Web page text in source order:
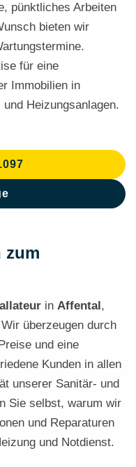
pünktliches Arbeiten
bieten wir
für eine
Immobilien in
Heizungsanlagen.
zum
in Affental,
überzeugen durch
und eine
Kunden in allen
unserer Sanitär- und
Sie selbst, warum wir
und Reparaturen
und Notdienst.